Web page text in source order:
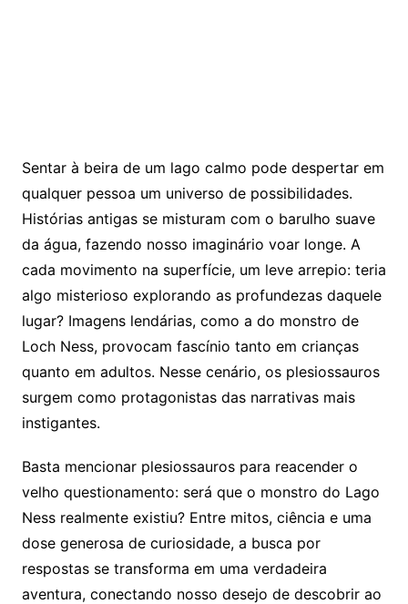
Sentar à beira de um lago calmo pode despertar em
qualquer pessoa um universo de possibilidades.
Histórias antigas se misturam com o barulho suave
da água, fazendo nosso imaginário voar longe. A
cada movimento na superfície, um leve arrepio: teria
algo misterioso explorando as profundezas daquele
lugar? Imagens lendárias, como a do monstro de
Loch Ness, provocam fascínio tanto em crianças
quanto em adultos. Nesse cenário, os plesiossauros
surgem como protagonistas das narrativas mais
instigantes.
Basta mencionar plesiossauros para reacender o
velho questionamento: será que o monstro do Lago
Ness realmente existiu? Entre mitos, ciência e uma
dose generosa de curiosidade, a busca por
respostas se transforma em uma verdadeira
aventura, conectando nosso desejo de descobrir ao